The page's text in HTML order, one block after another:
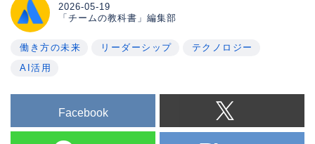
cutting their fastest path to AI
2026-05-19
「チームの教科書」編集部
働き方の未来 リーダーシップ
テクノロジー
AI活用
Facebook